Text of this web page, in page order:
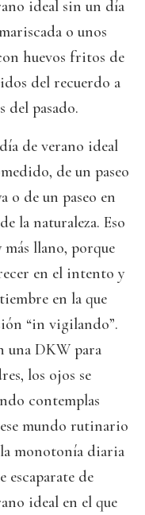
ideal sin un día
o unos
huevos fritos de
del recuerdo a
del pasado.
de verano ideal
de un paseo
o de un paseo en
la naturaleza. Eso
más llano, porque
en el intento y
en la que
“in vigilando”.
una DKW para
los ojos se
contemplas
mundo rutinario
monotonía diaria
escaparate de
ideal en el que